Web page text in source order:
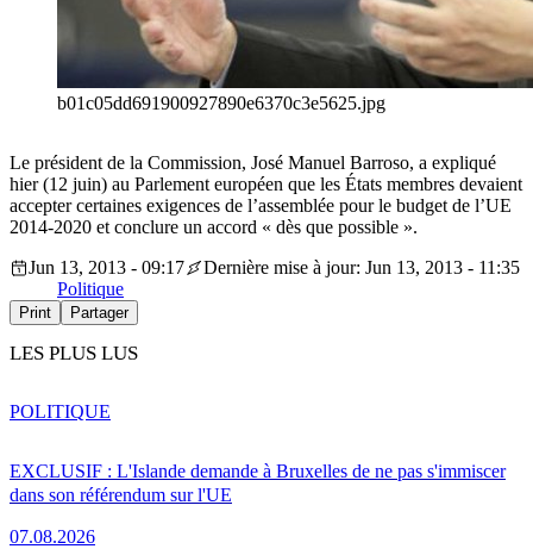
b01c05dd691900927890e6370c3e5625.jpg
Le président de la Commission, José Manuel Barroso, a expliqué
hier (12 juin) au Parlement européen que les États membres devaient
accepter certaines exigences de l’assemblée pour le budget de l’UE
2014-2020 et conclure un accord « dès que possible ».
Jun 13, 2013 - 09:17
Dernière mise à jour: Jun 13, 2013 - 11:35
Politique
Print Partager
LES PLUS LUS
EXCLUSIF : L'Islande demande à Bruxelles de ne pas s'immiscer
dans son référendum sur l'UE
07.08.2026
POLITIQUE